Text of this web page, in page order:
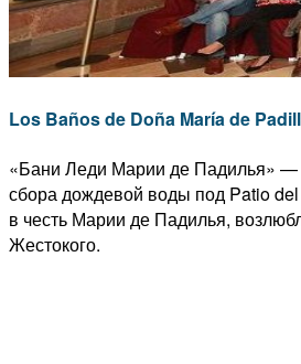
Los Baños de Doña María de
«Бани Леди Марии де Падилья» —
сбора дождевой воды под Patio
в честь Марии де Падилья,
Жестокого.